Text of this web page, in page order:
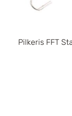
Pilkeris FFT